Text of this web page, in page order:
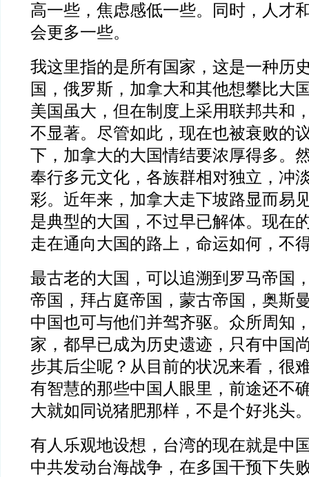
高一些，焦虑感低一些。同时，人才
会更多一些。
我这里指的是所有国家，这是一种历
国，俄罗斯，加拿大和其他想攀比大
美国虽大，但在制度上采用联邦共和
不显著。尽管如此，现在也被衰败的
下，加拿大的大国情结要浓厚得多。
奉行多元文化，各族群相对独立，冲
彩。近年来，加拿大走下坡路显而易
是典型的大国，不过早已解体。现在
走在通向大国的路上，命运如何，不
最古老的大国，可以追溯到罗马帝国
帝国，拜占庭帝国，蒙古帝国，奥斯
中国也可与他们并驾齐驱。众所周知
家，都早已成为历史遗迹，只有中国
步其后尘呢？从目前的状况来看，很
有智慧的那些中国人眼里，前途还不
大就如同说猪肥那样，不是个好兆头
有人乐观地设想，台湾的现在就是中
中共发动台海战争，在多国干预下失